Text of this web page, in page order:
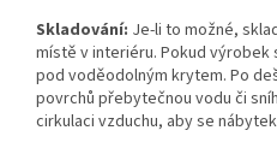
Skladování: Je-li to možné,
místě v interiéru. Pokud výrobek
pod voděodolným krytem. Po
povrchů přebytečnou vodu či
cirkulaci vzduchu, aby se